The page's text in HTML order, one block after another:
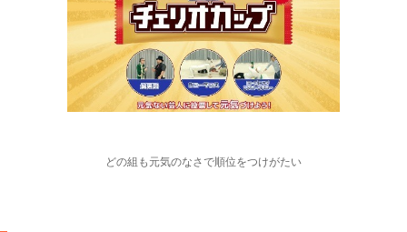
どの組も元気のなさで順位をつけがたい